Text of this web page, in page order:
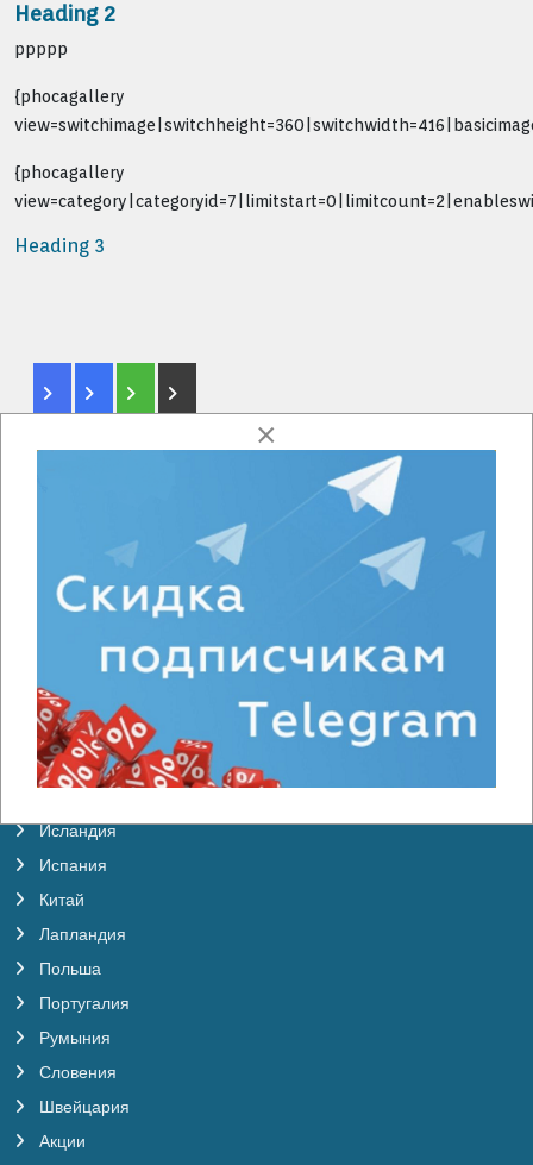
Heading 2
ppppp
{phocagallery
{phocagallery
Heading 3
Вьетнам
Голландия
Греция
Грузия
Дания
Исландия
Испания
Китай
Лапландия
Польша
Португалия
Румыния
Словения
Швейцария
Акции
×